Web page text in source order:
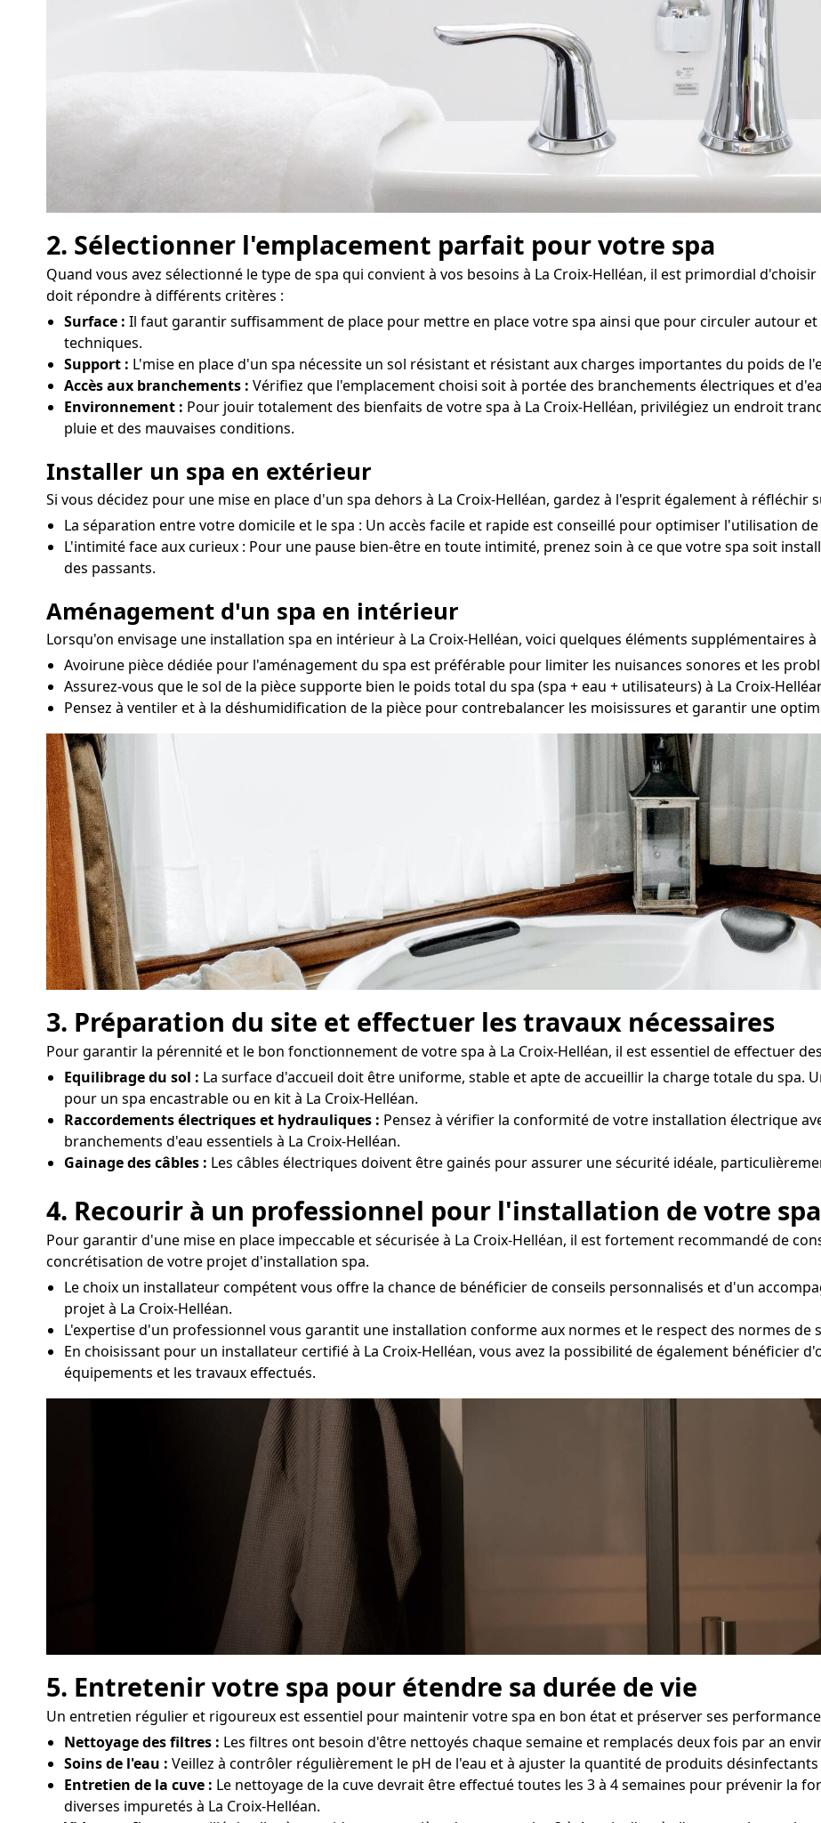
2. Sélectionner l'emplacement parfait pour votre spa
Quand vous avez sélectionné le type de spa qui convient à vos besoins à La Croix-Helléan, il est primordial
doit répondre à différents critères :
Surface : Il faut garantir suffisamment de place pour mettre en place votre spa ainsi que pour circuler autour
techniques.
Support : L'mise en place d'un spa nécessite un sol résistant et résistant aux charges importantes du poids de
Accès aux branchements : Vérifiez que l'emplacement choisi soit à portée des branchements électriques et
Environnement : Pour jouir totalement des bienfaits de votre spa à La Croix-Helléan, privilégiez un endroit
pluie et des mauvaises conditions.
Installer un spa en extérieur
Si vous décidez pour une mise en place d'un spa dehors à La Croix-Helléan, gardez à l'esprit également à réfléchir
La séparation entre votre domicile et le spa : Un accès facile et rapide est conseillé pour optimiser l'utilisation
L'intimité face aux curieux : Pour une pause bien-être en toute intimité, prenez soin à ce que votre spa soit
des passants.
Aménagement d'un spa en intérieur
Lorsqu'on envisage une installation spa en intérieur à La Croix-Helléan, voici quelques éléments supplémentaires
Avoirune pièce dédiée pour l'aménagement du spa est préférable pour limiter les nuisances sonores et les
Assurez-vous que le sol de la pièce supporte bien le poids total du spa (spa + eau + utilisateurs) à La Croix-
Pensez à ventiler et à la déshumidification de la pièce pour contrebalancer les moisissures et garantir une
3. Préparation du site et effectuer les travaux nécessaires
Pour garantir la pérennité et le bon fonctionnement de votre spa à La Croix-Helléan, il est essentiel de effectuer
Equilibrage du sol : La surface d'accueil doit être uniforme, stable et apte de accueillir la charge totale du spa.
pour un spa encastrable ou en kit à La Croix-Helléan.
Raccordements électriques et hydrauliques : Pensez à vérifier la conformité de votre installation électrique
branchements d'eau essentiels à La Croix-Helléan.
Gainage des câbles : Les câbles électriques doivent être gainés pour assurer une sécurité idéale,
4. Recourir à un professionnel pour l'installation de votre spa
Pour garantir d'une mise en place impeccable et sécurisée à La Croix-Helléan, il est fortement recommandé de
concrétisation de votre projet d'installation spa.
Le choix un installateur compétent vous offre la chance de bénéficier de conseils personnalisés et d'un
projet à La Croix-Helléan.
L'expertise d'un professionnel vous garantit une installation conforme aux normes et le respect des normes de
En choisissant pour un installateur certifié à La Croix-Helléan, vous avez la possibilité de également bénéficier
équipements et les travaux effectués.
5. Entretenir votre spa pour étendre sa durée de vie
Un entretien régulier et rigoureux est essentiel pour maintenir votre spa en bon état et préserver ses
Nettoyage des filtres : Les filtres ont besoin d'être nettoyés chaque semaine et remplacés deux fois par an
Soins de l'eau : Veillez à contrôler régulièrement le pH de l'eau et à ajuster la quantité de produits désinfectants
Entretien de la cuve : Le nettoyage de la cuve devrait être effectué toutes les 3 à 4 semaines pour prévenir la
diverses impuretés à La Croix-Helléan.